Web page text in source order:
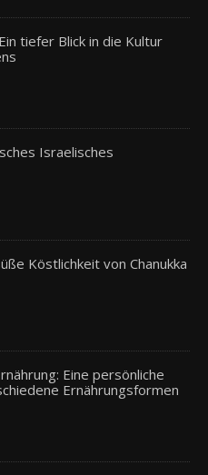
tiefer Blick in die Kultur
Israelisches
Köstlichkeit von Chanukka
Eine persönliche
Ernährungsformen